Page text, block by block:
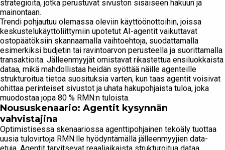
strategioita, jotka perustuvat sivuston sisäiseen hakuun ja
mainontaan.
Trendi pohjautuu olemassa oleviin käyttöönottoihin, joissa
keskustelukäyttöliittymiin upotetut AI-agentit vaikuttavat
ostopäätöksiin skannaamalla vaihtoehtoja, suodattamalla
esimerkiksi budjetin tai ravintoarvon perusteella ja suorittamalla
transaktioita. Jälleenmyyjät omistavat rikastettua ensiluokkaista
dataa, mikä mahdollistaa heidän syöttää näille agenteille
strukturoitua tietoa suosituksia varten, kun taas agentit voisivat
ohittaa perinteiset sivustot ja uhata hakupohjaista tuloa, joka
muodostaa jopa 80 % RMN:n tuloista.
Noususkenaario: Agentit kysynnän
vahvistajina
Optimistisessa skenaariossa agenttipohjainen tekoäly tuottaa
uusia tulovirtoja RMN:lle hyödyntämällä jälleenmyyjien data-